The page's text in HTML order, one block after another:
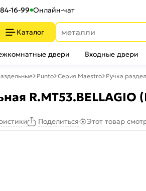
16-99 Онлайн-чат
Каталог
двери Входные двери
Punto Серия Maestro Ручка
R.MT53.BELLAGIO
Поделиться Этот товар